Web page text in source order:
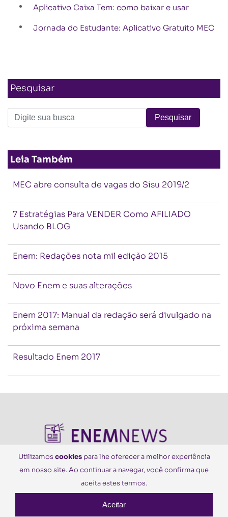
Aplicativo Caixa Tem: como baixar e usar
Jornada do Estudante: Aplicativo Gratuito MEC
Pesquisar
Leia Também
MEC abre consulta de vagas do Sisu 2019/2
7 Estratégias Para VENDER Como AFILIADO
Usando BLOG
Enem: Redações nota mil edição 2015
Novo Enem e suas alterações
Enem 2017: Manual da redação será divulgado na
próxima semana
Resultado Enem 2017
© Todos os Direitos Reservados
Utilizamoscookiespara lhe oferecer a melhor experiência
em nosso site. Ao continuar a navegar, você confirma que
aceita estes termos.
Aceitar